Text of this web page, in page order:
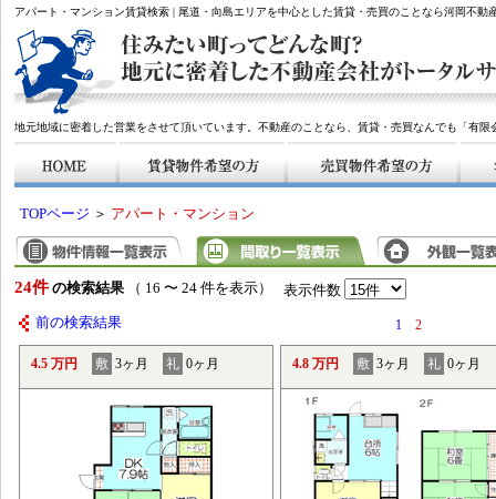
アパート・マンション賃貸検索 | 尾道・向島エリアを中心とした賃貸・売買のことなら河岡不動
地元地域に密着した営業をさせて頂いています。不動産のことなら、賃貸・売買なんでも「有
TOPページ ＞ アパート・マンション
24件 の検索結果 （ 16 〜 24 件を表示） 表示件数
前の検索結果 1 2
4.5 万円 敷 3ヶ月 礼 0ヶ月 4.8 万円 敷 3ヶ月 礼 0ヶ月